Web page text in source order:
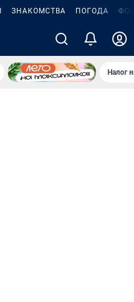
ЗНАКОМСТВА ПОГОДА
Налог